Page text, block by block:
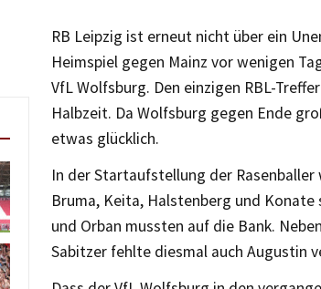
RB Leipzig ist erneut nicht über ein
Heimspiel gegen Mainz vor wenigen
VfL Wolfsburg. Den einzigen RBL-
Halbzeit. Da Wolfsburg gegen Ende
etwas glücklich.
In der Startaufstellung der
Bruma, Keita, Halstenberg und Konate
und Orban mussten auf die Bank.
Sabitzer fehlte diesmal auch Augustin